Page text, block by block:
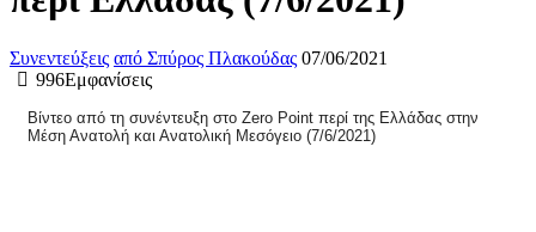
Συνεντεύξεις από Σπύρος Πλακούδας 07/06/2021
996Εμφανίσεις
Βίντεο από τη συνέντευξη στο Zero Point περί της Ελλάδας στην
Μέση Ανατολή και Ανατολική Μεσόγειο (7/6/2021)